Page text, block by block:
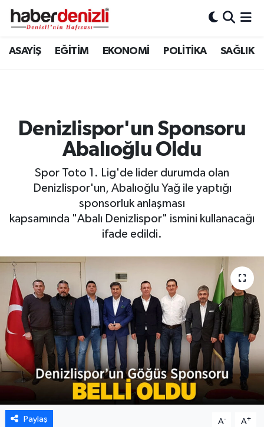
ASAYİŞ EĞİTİM EKONOMİ POLİTİKA SAĞLIK
Denizlispor'un Sponsoru
Abalıoğlu Oldu
Spor Toto 1. Lig'de lider durumda olan
Denizlispor'un, Abalıoğlu Yağ ile yaptığı
sponsorluk anlaşması
kapsamında "Abalı Denizlispor" ismini kullanacağı
ifade edildi.
Paylaş A- A+
Denizli Nöbetçi Eczaneler
Puan Durumu ve Fikstür
Son Dakika Haberleri
Haber Arşivi